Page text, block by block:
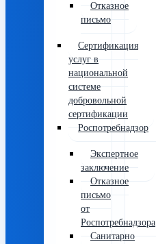
Отказное
письмо
Сертификация
услуг в
национальной
системе
добровольной
сертификации
Роспотребнадзор
Экспертное
заключение
Отказное
письмо
от
Роспотребнадзора
Санитарно